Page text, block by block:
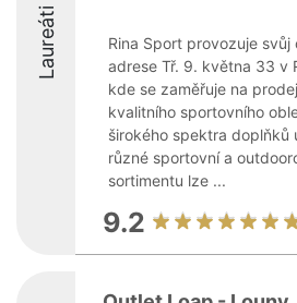
Laureáti
Rina Sport provozuje svůj
adrese Tř. 9. května 33 v
kde se zaměřuje na
kvalitního sportovního
širokého spektra doplňků
různé sportovní a
sortimentu lze ...
9.2